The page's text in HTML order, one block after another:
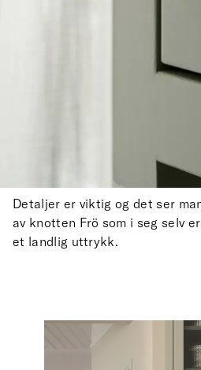
Detaljer er viktig og det ser
av knotten Frö som i seg selv
et landlig uttrykk.